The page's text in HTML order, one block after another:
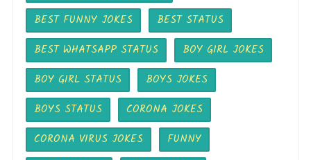
BEST FUNNY JOKES
BEST STATUS
BEST WHATSAPP STATUS
BOY GIRL JOKES
BOY GIRL STATUS
BOYS JOKES
BOYS STATUS
CORONA JOKES
CORONA VIRUS JOKES
FUNNY